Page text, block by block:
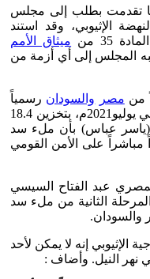
مصر أنها تقدمت بطلب إلى مجلس
الإثيوبي، وقد استند
من
ميثاق الأمم
المجلس إلى أي أزمة من
من مصر والسودان رسمياً
بموعد بدء الملء الثاني لسد النهضة، في يوليو2021م، بتخزين 18.4
(ياسر عباس) بأن ملء سد
مباشراً على الأمن القومي
عبد الفتاح السيسي
المرحلة الثانية من ملء سد
والسودان.
الإثيوبي إنه لا يمكن لأحد